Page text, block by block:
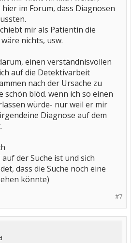
im Forum, dass Diagnosen
mir als Patientin die
nichts, usw.
einen verständnisvollen
auf die Detektivarbeit
nach der Ursache zu
schön blöd. wenn ich so einen
würde- nur weil er mir
Diagnose auf dem
der Suche ist und sich
dass die Suche noch eine
könnte)
#7